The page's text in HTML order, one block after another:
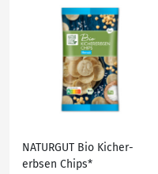
NATURGUT Bio Kicher­
erbsen Chips*